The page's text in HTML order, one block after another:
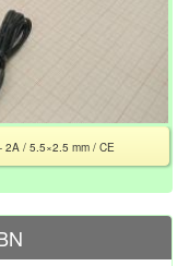
/ 5.5×2.5 mm / CE